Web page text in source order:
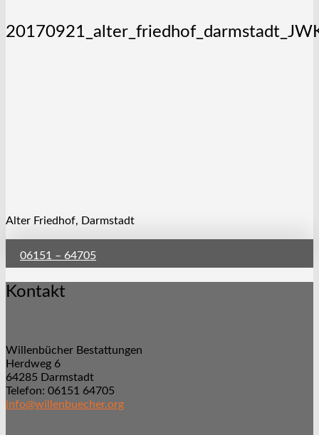
Alter Friedhof, Darmstadt
06151 – 64705
Kontakt
Willenbücher Bestattungen
Herdweg 6
64285 Darmstadt
Telefon: 06151 64705
info@willenbuecher.org